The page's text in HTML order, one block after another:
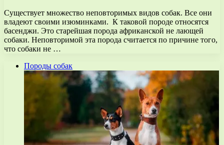
Существует множество неповторимых видов собак. Все они
владеют своими изюминками. К таковой породе относятся
басенджи. Это старейшая порода африканской не лающей
собаки. Неповторимой эта порода считается по причине того,
что собаки не …
Породы собак